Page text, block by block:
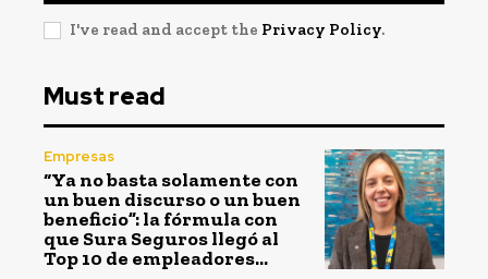
I've read and accept the Privacy Policy.
Must read
Empresas
“Ya no basta solamente con
un buen discurso o un buen
beneficio”: la fórmula con
que Sura Seguros llegó al
Top 10 de empleadores...